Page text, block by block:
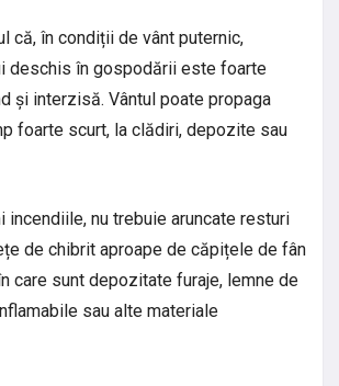
că, în condiții de vânt puternic,
deschis în gospodării este foarte
și interzisă. Vântul poate propaga
foarte scurt, la clădiri, depozite sau
incendiile, nu trebuie aruncate resturi
de chibrit aproape de căpițele de fân
care sunt depozitate furaje, lemne de
sau alte materiale